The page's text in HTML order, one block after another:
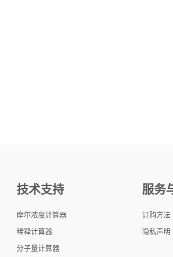
技术支持
摩尔浓度计算器
稀释计算器
分子量计算器
服务
订购方法
隐私声明